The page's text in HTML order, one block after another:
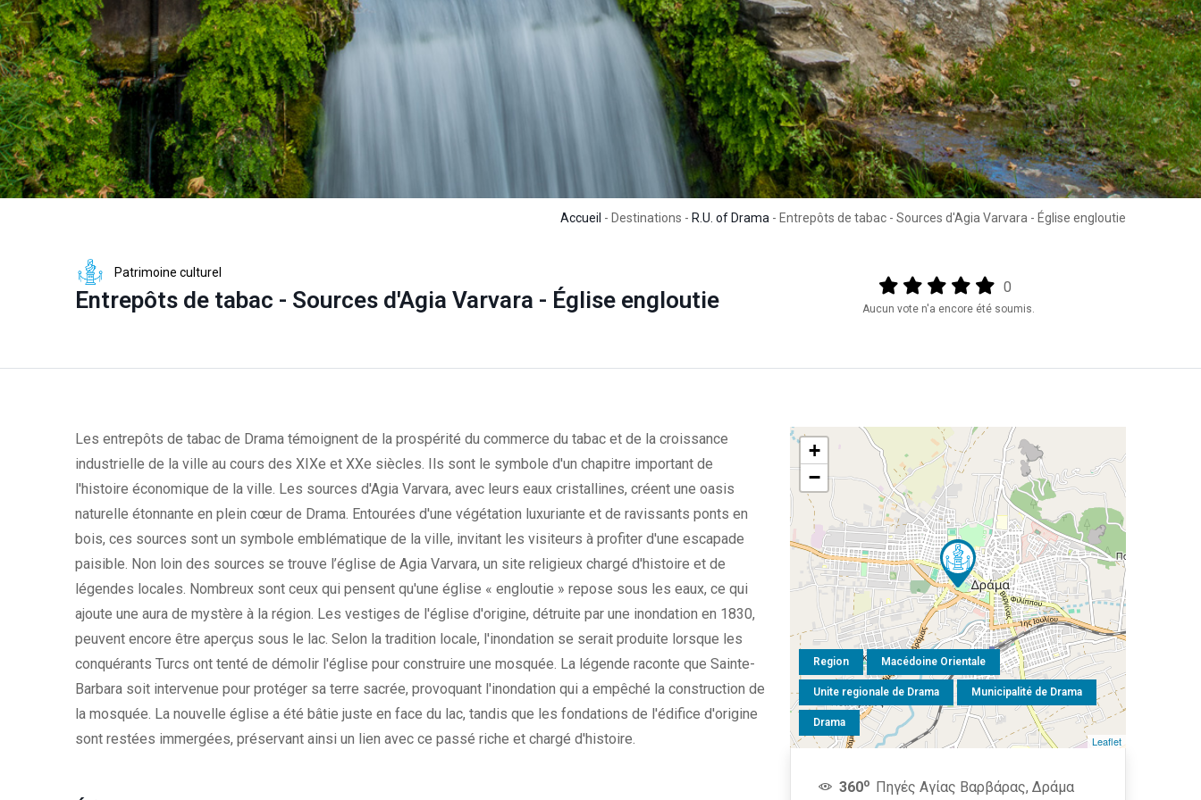
Accueil - Destinations - R.U. of Drama - Entrepôts de tabac - Sources d'Agia Varvara - Église engloutie
Patrimoine culturel
Entrepôts de tabac - Sources d'Agia Varvara - Église engloutie
Output format
(star)(star)(star)(star)(star)
0
Aucun vote n'a encore été soumis.
Les entrepôts de tabac de Drama témoignent de la prospérité du commerce du tabac et de la croissance
industrielle de la ville au cours des XIXe et XXe siècles. Ils sont le symbole d'un chapitre important de
l'histoire économique de la ville. Les sources d'Agia Varvara, avec leurs eaux cristallines, créent une oasis
naturelle étonnante en plein cœur de Drama. Entourées d'une végétation luxuriante et de ravissants ponts en
bois, ces sources sont un symbole emblématique de la ville, invitant les visiteurs à profiter d'une escapade
paisible. Non loin des sources se trouve l’église de Agia Varvara, un site religieux chargé d'histoire et de
légendes locales. Nombreux sont ceux qui pensent qu'une église « engloutie » repose sous les eaux, ce qui
ajoute une aura de mystère à la région. Les vestiges de l'église d'origine, détruite par une inondation en 1830,
peuvent encore être aperçus sous le lac. Selon la tradition locale, l'inondation se serait produite lorsque les
conquérants Turcs ont tenté de démolir l'église pour construire une mosquée. La légende raconte que Sainte-
Barbara soit intervenue pour protéger sa terre sacrée, provoquant l'inondation qui a empêché la construction de
la mosquée. La nouvelle église a été bâtie juste en face du lac, tandis que les fondations de l'édifice d'origine
sont restées immergées, préservant ainsi un lien avec ce passé riche et chargé d'histoire.
Region Macédoine Orientale
Unite regionale de Drama Municipalité de Drama
Drama
+
−
Leaflet
360o Πηγές Αγίας Βαρβάρας, Δράμα